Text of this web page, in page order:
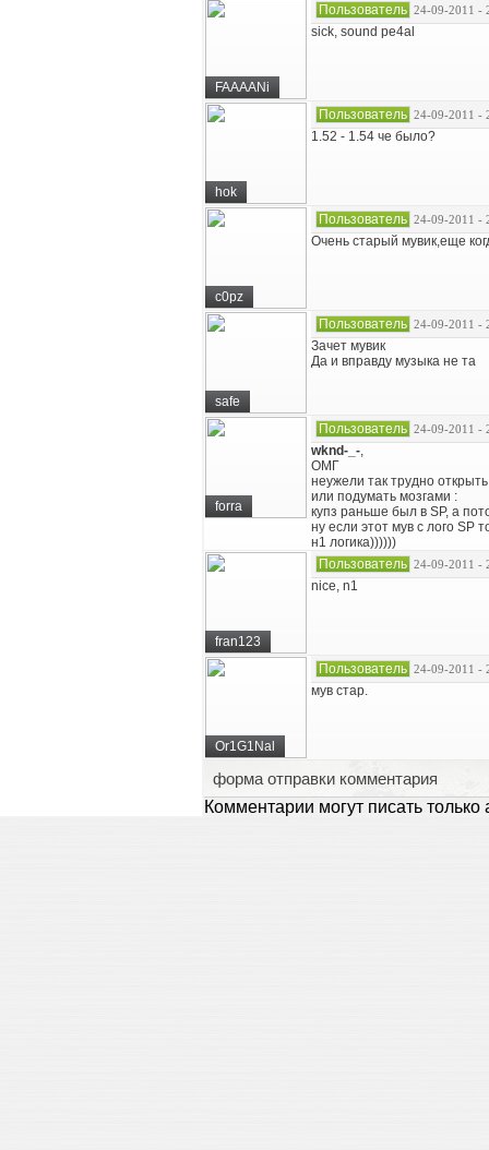
FAAAANi
Пользователь 24-09-2011 -
sick, sound pe4al
hok
Пользователь 24-09-2011 -
1.52 - 1.54 че было?
c0pz
Пользователь 24-09-2011 -
Очень старый мувик,еще
safe
Пользователь 24-09-2011 -
Зачет мувик
Да и вправду музыка не та
forra
Пользователь 24-09-2011 -
wknd-_-,
ОМГ
неужели так трудно
или подумать мозгами :
купз раньше был в SP, а
ну если этот мув с лого SP
н1 логика))))))
fran123
Пользователь 24-09-2011 -
nice, n1
Or1G1Nal
Пользователь 24-09-2011 -
мув стар.
форма отправки комментария
Комментарии могут писать